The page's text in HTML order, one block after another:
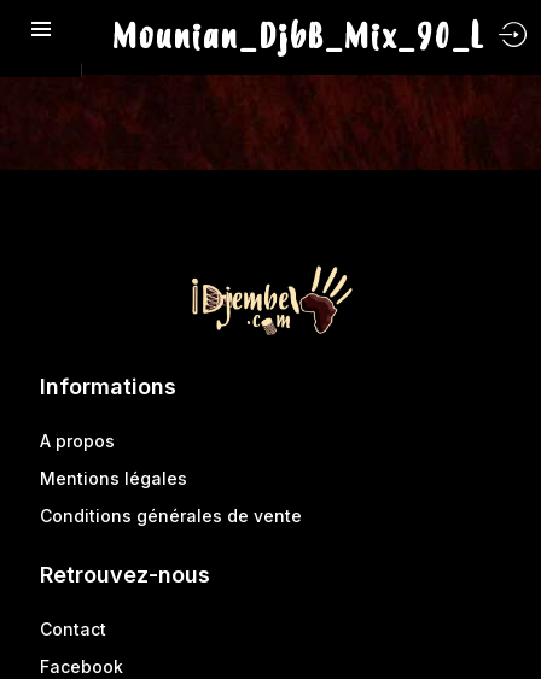
Mounian_DjbB_Mix_90_L
Informations
A propos
Mentions légales
Conditions générales de vente
Retrouvez-nous
Contact
Facebook